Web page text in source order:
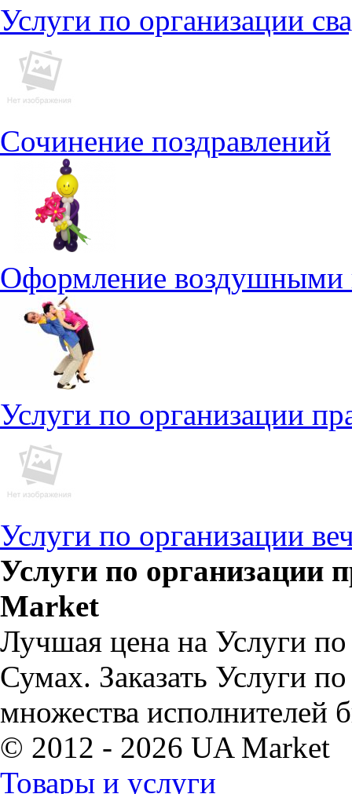
Услуги по организации
Сочинение поздравлений
Оформление
Услуги по организации
Услуги по организации
Услуги по организации
Market
Лучшая цена на Услуги по
Сумах. Заказать Услуги
множества исполнителей
© 2012 - 2026 UA Market
Товары и услуги